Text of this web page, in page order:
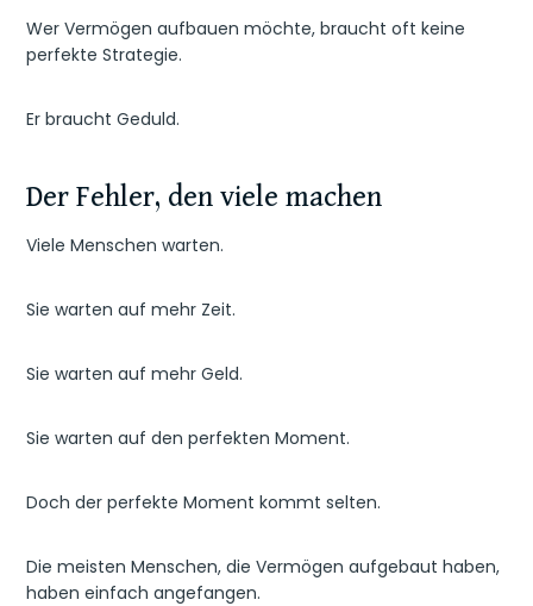
Wer Vermögen aufbauen möchte, braucht oft keine
perfekte Strategie.
Er braucht Geduld.
Der Fehler, den viele machen
Viele Menschen warten.
Sie warten auf mehr Zeit.
Sie warten auf mehr Geld.
Sie warten auf den perfekten Moment.
Doch der perfekte Moment kommt selten.
Die meisten Menschen, die Vermögen aufgebaut haben,
haben einfach angefangen.